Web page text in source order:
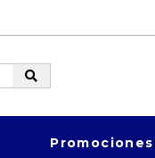
Promociones